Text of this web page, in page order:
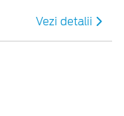
Vezi detalii